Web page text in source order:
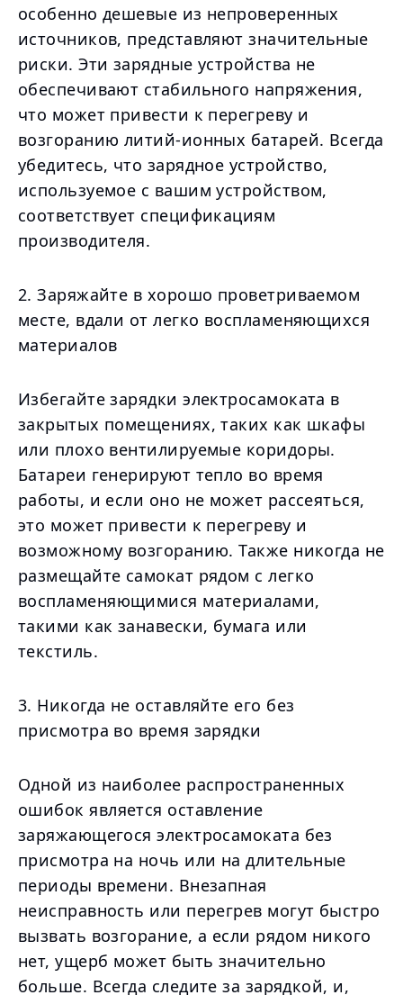
особенно дешевые из непроверенных
источников, представляют значительные
риски. Эти зарядные устройства не
обеспечивают стабильного напряжения,
что может привести к перегреву и
возгоранию литий-ионных батарей. Всегда
убедитесь, что зарядное устройство,
используемое с вашим устройством,
соответствует спецификациям
производителя.
2. Заряжайте в хорошо проветриваемом
месте, вдали от легко воспламеняющихся
материалов
Избегайте зарядки электросамоката в
закрытых помещениях, таких как шкафы
или плохо вентилируемые коридоры.
Батареи генерируют тепло во время
работы, и если оно не может рассеяться,
это может привести к перегреву и
возможному возгоранию. Также никогда не
размещайте самокат рядом с легко
воспламеняющимися материалами,
такими как занавески, бумага или
текстиль.
3. Никогда не оставляйте его без
присмотра во время зарядки
Одной из наиболее распространенных
ошибок является оставление
заряжающегося электросамоката без
присмотра на ночь или на длительные
периоды времени. Внезапная
неисправность или перегрев могут быстро
вызвать возгорание, а если рядом никого
нет, ущерб может быть значительно
больше. Всегда следите за зарядкой, и,